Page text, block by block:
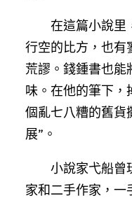
在這篇小說里
行空的比方，也有
荒謬。錢鍾書也能
味。在他的筆下，
個亂七八糟的舊貨
展”。
小說家弋船曾
家和二手作家，一